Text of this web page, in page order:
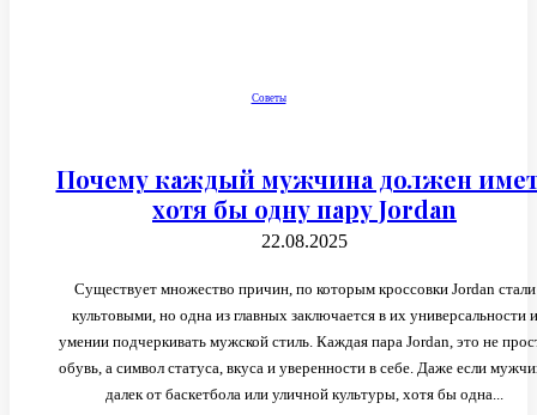
Советы
Почему каждый мужчина должен
хотя бы одну пару Jordan
22.08.2025
Существует множество причин, по которым кроссовки Jordan стали
культовыми, но одна из главных заключается в их универсальности и
умении подчеркивать мужской стиль. Каждая пара Jordan, это не
обувь, а символ статуса, вкуса и уверенности в себе. Даже если
далек от баскетбола или уличной культуры, хотя бы одна...